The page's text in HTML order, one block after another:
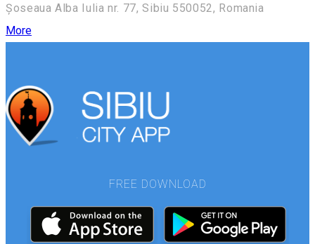
Șoseaua Alba Iulia nr. 77, Sibiu 550052, Romania
More
FREE DOWNLOAD